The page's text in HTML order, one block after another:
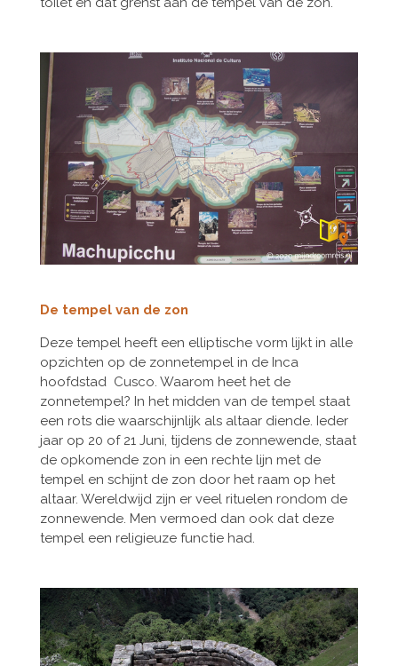
De tempel van de zon
Deze tempel heeft een elliptische vorm lijkt in alle
opzichten op de zonnetempel in de Inca
hoofdstad Cusco. Waarom heet het de
zonnetempel? In het midden van de tempel staat
een rots die waarschijnlijk als altaar diende. Ieder
jaar op 20 of 21 Juni, tijdens de zonnewende, staat
de opkomende zon in een rechte lijn met de
tempel en schijnt de zon door het raam op het
altaar. Wereldwijd zijn er veel rituelen rondom de
zonnewende. Men vermoed dan ook dat deze
tempel een religieuze functie had.